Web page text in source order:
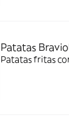
Patatas